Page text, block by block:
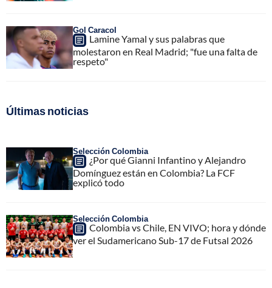
Gol Caracol
Lamine Yamal y sus palabras que
molestaron en Real Madrid; "fue una falta de
respeto"
Últimas noticias
Selección Colombia
¿Por qué Gianni Infantino y Alejandro
Domínguez están en Colombia? La FCF
explicó todo
Selección Colombia
Colombia vs Chile, EN VIVO; hora y dónde
ver el Sudamericano Sub-17 de Futsal 2026